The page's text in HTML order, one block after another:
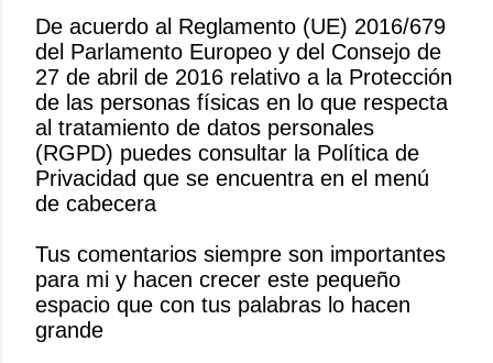
P
u
b
l
i
c
a
u
n
c
o
De acuerdo al Reglamento (UE) 2016/679
del Parlamento Europeo y del Consejo de
27 de abril de 2016 relativo a la Protección
de las personas físicas en lo que respecta
al tratamiento de datos personales
(RGPD) puedes consultar la Política de
Privacidad que se encuentra en el menú
de cabecera
Tus comentarios siempre son importantes
para mi y hacen crecer este pequeño
espacio que con tus palabras lo hacen
grande